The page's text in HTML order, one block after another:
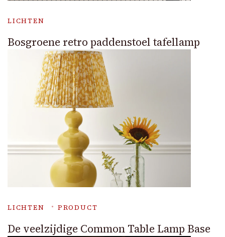
LICHTEN
Bosgroene retro paddenstoel tafellamp
LICHTEN PRODUCT
De veelzijdige Common Table Lamp Base